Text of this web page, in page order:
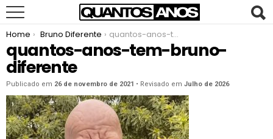
You are here:
Home Bruno Diferente quantos-anos-tem-bruno-diferente
quantos-anos-tem-bruno-
diferente
Publicado em 26 de novembro de 2021 • Revisado em Julho de 2026